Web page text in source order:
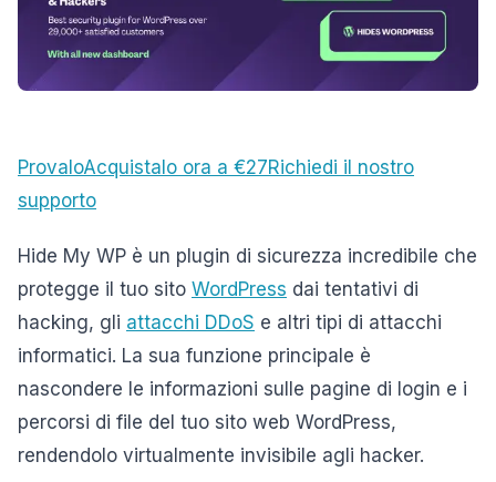
ProvaloAcquistalo ora a €27Richiedi il nostro
supporto
Hide My WP è un plugin di sicurezza incredibile che
protegge il tuo sito WordPress dai tentativi di
hacking, gli attacchi DDoS e altri tipi di attacchi
informatici. La sua funzione principale è
nascondere le informazioni sulle pagine di login e i
percorsi di file del tuo sito web WordPress,
rendendolo virtualmente invisibile agli hacker.